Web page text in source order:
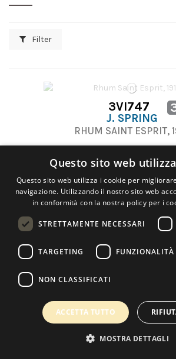
Filter
3VI747
J. SPRING
RHUM SAINT ESPRIT,
Copyright 2022 Selected Artworks srl -
Powered by
Questo sito web
Questo sito web utilizza i cookie per
navigazione. Utilizzando il nostro sito web
in conformità con la nostra policy per i
STRETTAMENTE NECESSARI
TARGETING FUNZIONALITÀ
NON CLASSIFICATI
ACCETTA TUTTO
MOSTRA DETTAGLI